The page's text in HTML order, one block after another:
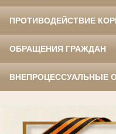
ПРОТИВОДЕЙСТВИЕ
ОБРАЩЕНИЯ ГРАЖДАН
ВНЕПРОЦЕССУАЛЬНЫЕ